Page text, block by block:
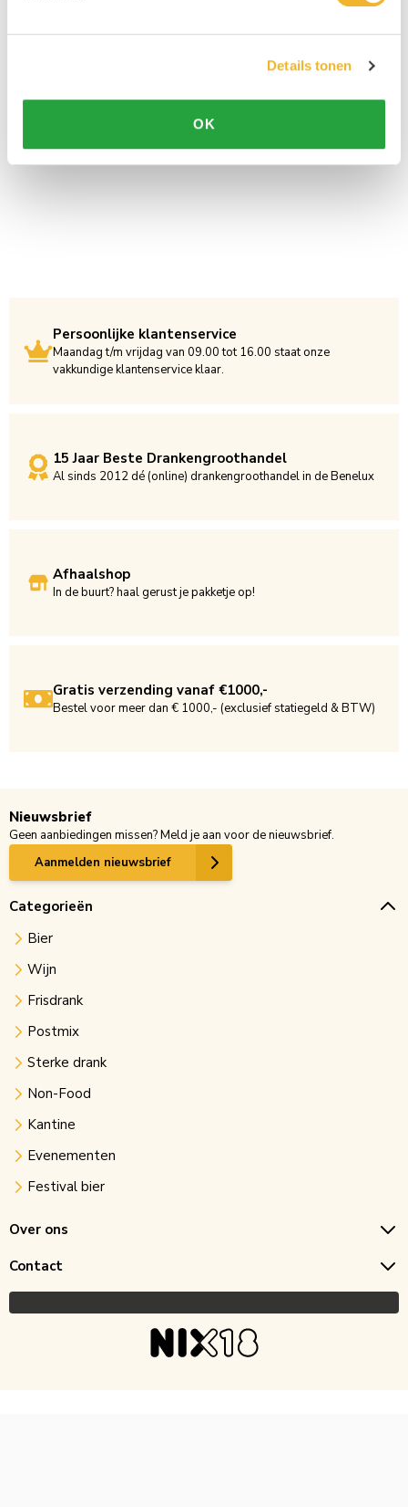
Details tonen
OK
Persoonlijke klantenservice
Maandag t/m vrijdag van 09.00 tot 16.00 staat onze
vakkundige klantenservice klaar.
15 Jaar Beste Drankengroothandel
Al sinds 2012 dé (online) drankengroothandel in de Benelux
Afhaalshop
In de buurt? haal gerust je pakketje op!
Gratis verzending vanaf €1000,-
Bestel voor meer dan € 1000,- (exclusief statiegeld & BTW)
Nieuwsbrief
Geen aanbiedingen missen? Meld je aan voor de nieuwsbrief.
Aanmelden nieuwsbrief
Categorieën
Bier
Wijn
Frisdrank
Postmix
Sterke drank
Non-Food
Kantine
Evenementen
Festival bier
Over ons
Contact